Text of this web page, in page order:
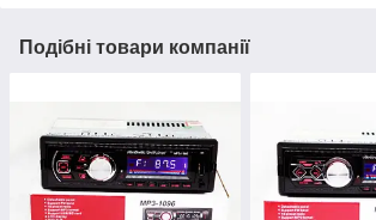
Подібні товари компанії